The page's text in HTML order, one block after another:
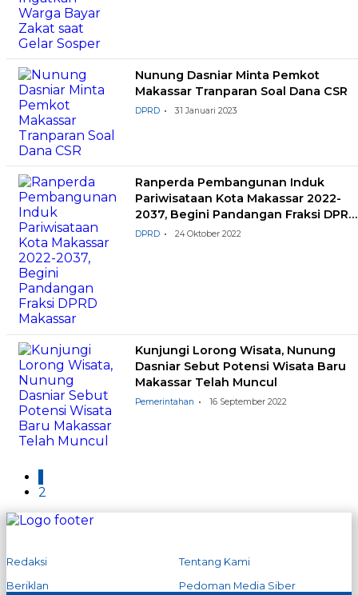
Nunung Dasniar Minta Pemkot
Makassar Tranparan Soal Dana CSR
DPRD 31 Januari 2023
Ranperda Pembangunan Induk
Pariwisataan Kota Makassar 2022-
2037, Begini Pandangan Fraksi DPRD
Makassar
DPRD 24 Oktober 2022
Kunjungi Lorong Wisata, Nunung
Dasniar Sebut Potensi Wisata Baru
Makassar Telah Muncul
Pemerintahan 16 September 2022
2
Redaksi
Tentang Kami
Beriklan
Pedoman Media Siber